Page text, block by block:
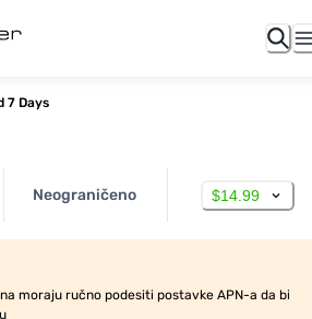
7 Days
Neograničeno $14.99
moraju ručno podesiti postavke APN-a da bi